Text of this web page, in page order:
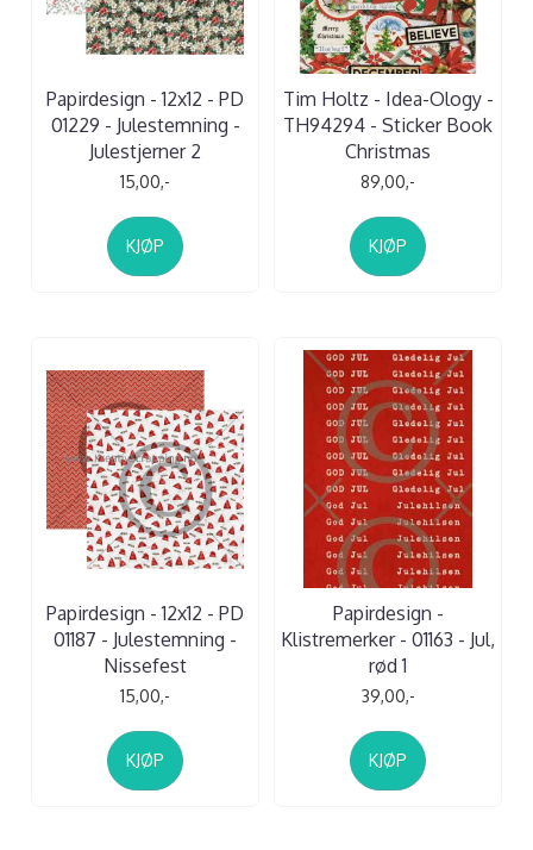
Papirdesign - 12x12 - PD
01229 - Julestemning -
Julestjerner 2
15,00,-
KJØP
Tim Holtz - Idea-Ology -
TH94294 - Sticker Book
Christmas
89,00,-
KJØP
Papirdesign - 12x12 - PD
01187 - Julestemning -
Nissefest
15,00,-
KJØP
Papirdesign -
Klistremerker - 01163 - Jul,
rød 1
39,00,-
KJØP